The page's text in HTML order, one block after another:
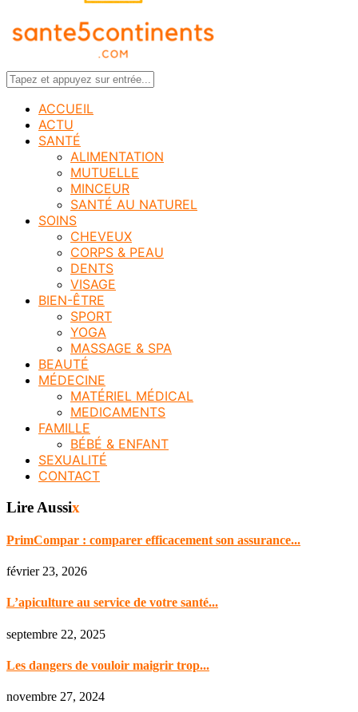
ACCUEIL
ACTU
SANTÉ
ALIMENTATION
MUTUELLE
MINCEUR
SANTÉ AU NATUREL
SOINS
CHEVEUX
CORPS & PEAU
DENTS
VISAGE
BIEN-ÊTRE
SPORT
YOGA
MASSAGE & SPA
BEAUTÉ
MÉDECINE
MATÉRIEL MÉDICAL
MEDICAMENTS
FAMILLE
BÉBÉ & ENFANT
SEXUALITÉ
CONTACT
Lire Aussix
PrimCompar : comparer efficacement son assurance...
février 23, 2026
L’apiculture au service de votre santé...
septembre 22, 2025
Les dangers de vouloir maigrir trop...
novembre 27, 2024